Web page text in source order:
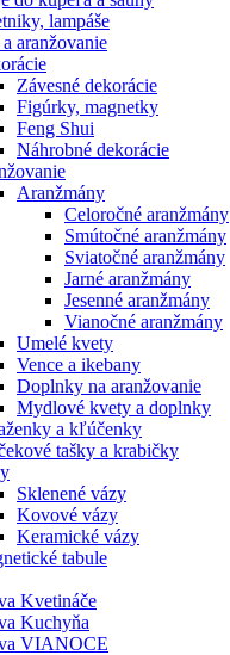
lampáše
aranžovanie
Závesné dekorácie
Figúrky, magnetky
Feng Shui
Náhrobné dekorácie
Aranžmány
Celoročné aranžmány
Smútočné aranžmány
Sviatočné aranžmány
Jarné aranžmány
Jesenné aranžmány
Vianočné aranžmány
Umelé kvety
Vence a ikebany
Doplnky na aranžovanie
Mydlové kvety a doplnky
a kľúčenky
tašky a krabičky
Sklenené vázy
Kovové vázy
Keramické vázy
tabule
Kvetináče
Kuchyňa
VIANOCE